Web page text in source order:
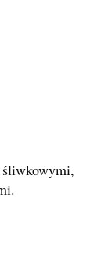
śliwkowymi,